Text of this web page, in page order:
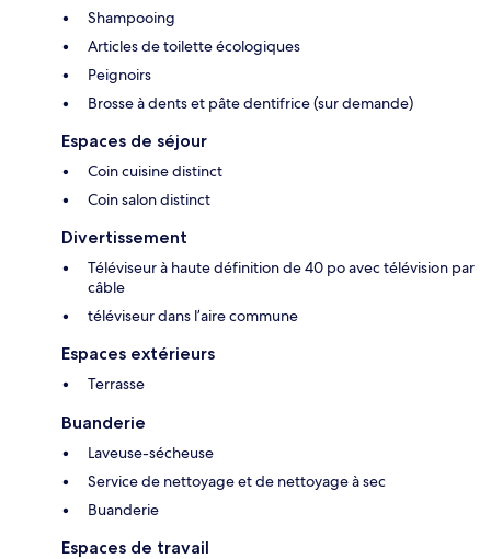
Shampooing
Articles de toilette écologiques
Peignoirs
Brosse à dents et pâte dentifrice (sur demande)
Espaces de séjour
Coin cuisine distinct
Coin salon distinct
Divertissement
Téléviseur à haute définition de 40 po avec télévision par
câble
téléviseur dans l’aire commune
Espaces extérieurs
Terrasse
Buanderie
Laveuse-sécheuse
Service de nettoyage et de nettoyage à sec
Buanderie
Espaces de travail